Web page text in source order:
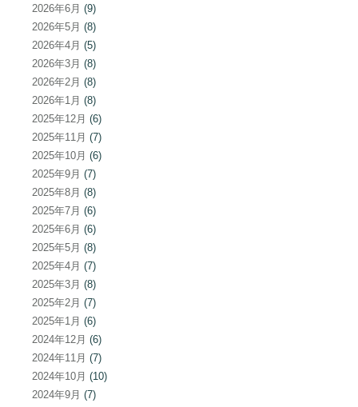
2026年6月 (9)
2026年5月 (8)
2026年4月 (5)
2026年3月 (8)
2026年2月 (8)
2026年1月 (8)
2025年12月 (6)
2025年11月 (7)
2025年10月 (6)
2025年9月 (7)
2025年8月 (8)
2025年7月 (6)
2025年6月 (6)
2025年5月 (8)
2025年4月 (7)
2025年3月 (8)
2025年2月 (7)
2025年1月 (6)
2024年12月 (6)
2024年11月 (7)
2024年10月 (10)
2024年9月 (7)